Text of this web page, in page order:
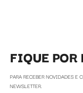
FIQUE POR
PARA RECEBER NOVIDADES E
NEWSLETTER.